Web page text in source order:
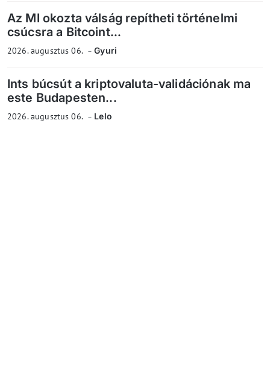
Az MI okozta válság repítheti történelmi
csúcsra a Bitcoint...
2026. augusztus 06. Gyuri
Ints búcsút a kriptovaluta-validációnak ma
este Budapesten...
2026. augusztus 06. Lelo